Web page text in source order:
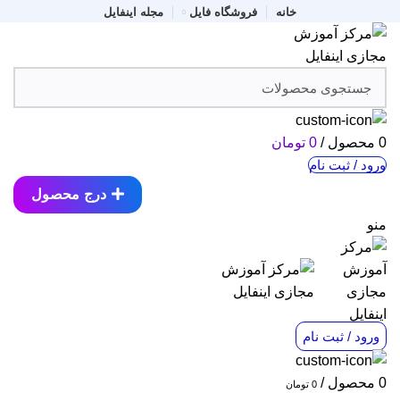
خانه فروشگاه فایل مجله اینفایل
0 محصول /
0 تومان
ورود / ثبت نام
درج محصول
منو
ورود / ثبت نام
0 محصول /
0 تومان